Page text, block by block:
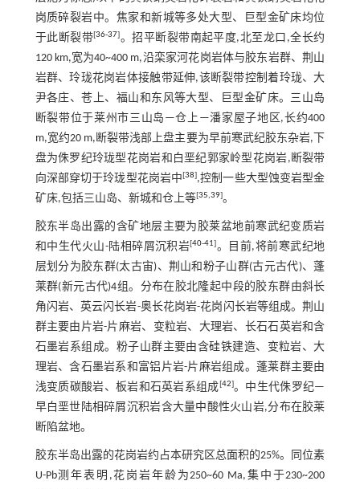
岗质碎裂岩中。焦家和新城等多处大型、巨型金矿床均位
于此断裂带[36-37]。招平断裂带南起平度,北至龙口,全长约
120 km,宽为40~400 m,沿栾家河花岗岩体与胶东岩群、荆山
岩群、玲珑花岗岩体接触带延伸,该断裂带控制着玲珑、大
尹各庄、苍上、福山和东风等大型、巨型金矿床。三山岛
断裂带位于莱州市三山岛—仓上—潘家屋子地区,长约400
m,宽约20 m,断裂带浅部上盘主要为早前寒武纪胶东杂岩,下
盘为侏罗纪玲珑型花岗岩和白垩纪郭家岭型花岗岩,断裂带
向深部穿切于玲珑型花岗岩中[38],控制一些大型蚀变岩型金
矿床,包括三山岛、新城和仓上等[35,39]。
胶东半岛出露的含矿地层主要为胶莱盆地前寒武纪变质岩
和中生代火山-陆相碎屑沉积岩[40-41]。目前,将前寒武纪地
层划分为胶东群(太古宙)、荆山和粉子山群(古元古代)、蓬
莱群(新元古代)4组。分布在胶北隆起中段的胶东群由斜长
角闪岩、英云闪长岩-奥长花岗岩-花岗闪长岩等组成。荆山
群主要由片岩-片麻岩、变粒岩、大理岩、长石石英岩和含
石墨岩系组成。粉子山群主要由含硅铁建造、变粒岩、大
理岩、含石墨岩系和富铝片岩-片麻岩组成。蓬莱群主要由
浅变质碳酸岩、板岩和石英岩系组成[42]。中生代侏罗纪—
早白垩世陆相碎屑沉积岩含大量中酸性火山岩,分布在胶莱
断陷盆地。
胶东半岛出露的花岗岩约占本研究区总面积的25%。同位素
U-Pb测年表明,花岗岩年龄为250~60 Ma,集中于230~200